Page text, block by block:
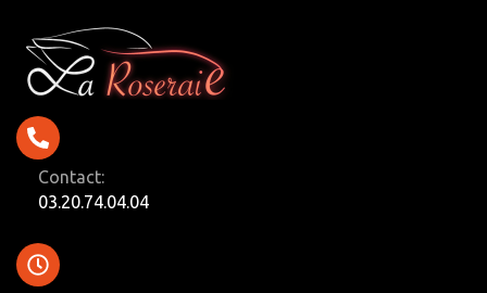
Contact:
03.20.74.04.04